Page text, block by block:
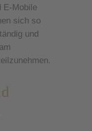
E-Mobile
sich so
und